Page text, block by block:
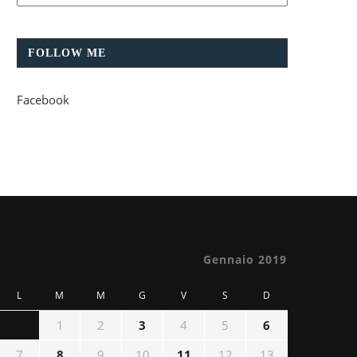
FOLLOW ME
Facebook
Gennaio 2019
L M M G V S D
1 2 3 4 5
6